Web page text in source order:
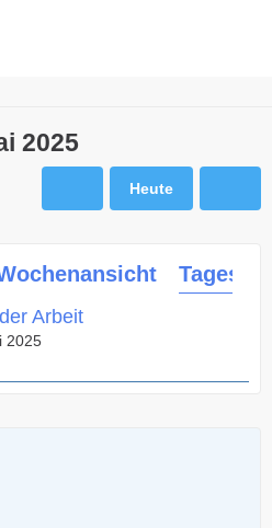
2025
Heute
Arbeit
2025